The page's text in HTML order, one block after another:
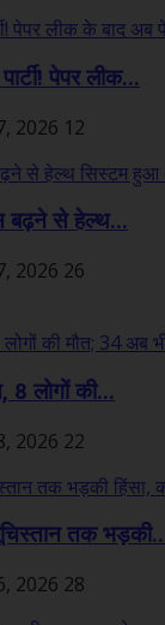
पेपर लीक...
2026 12
बढ़ने से हेल्थ...
2026 26
लोगों की...
2026 22
तक
2026 28